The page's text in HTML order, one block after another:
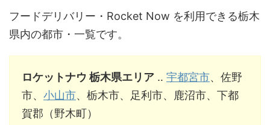
フードデリバリー・Rocket Now を利用できる栃木
県内の都市・一覧です。
ロケットナウ 栃木県エリア ‥ 宇都宮市、佐野
市、 小山市、栃木市、足利市、鹿沼市、下都
賀郡（野木町）